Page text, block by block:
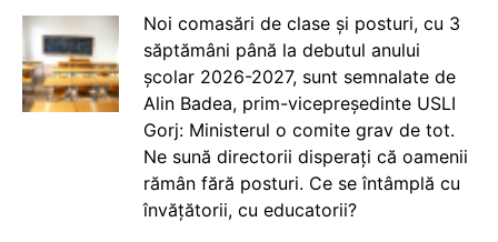
Noi comasări de clase și posturi, cu 3
săptămâni până la debutul anului
școlar 2026-2027, sunt semnalate de
Alin Badea, prim-vicepreședinte USLI
Gorj: Ministerul o comite grav de tot.
Ne sună directorii disperați că oamenii
rămân fără posturi. Ce se întâmplă cu
învățătorii, cu educatorii?